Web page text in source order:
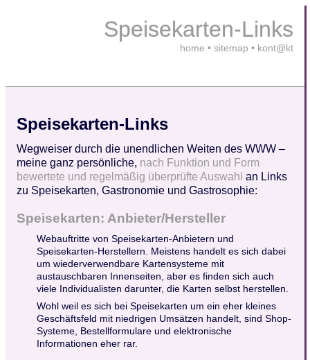
Speisekarten-Links
home • sitemap • kont@kt
Speisekarten-Links
Wegweiser durch die unendlichen Weiten des WWW –
meine ganz persönliche, nach Funktion und Form
bewertete und regelmäßig überprüfte Auswahl an Links
zu Speisekarten, Gastronomie und Gastrosophie:
Speisekarten: Anbieter/Hersteller
Webauftritte von Speisekarten-Anbietern und
Speisekarten-Herstellern. Meistens handelt es sich dabei
um wiederverwendbare Kartensysteme mit
austauschbaren Innenseiten, aber es finden sich auch
viele Individualisten darunter, die Karten selbst herstellen.
Wohl weil es sich bei Speisekarten um ein eher kleines
Geschäftsfeld mit niedrigen Umsätzen handelt, sind Shop-
Systeme, Bestellformulare und elektronische
Informationen eher rar.